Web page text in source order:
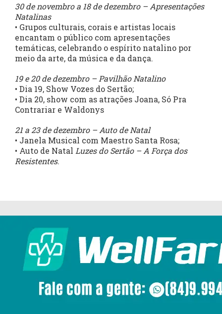
30 de novembro a 18 de dezembro – Apresentações
Natalinas
• Grupos culturais, corais e artistas locais
encantam o público com apresentações
temáticas, celebrando o espírito natalino por
meio da arte, da música e da dança.
19 e 20 de dezembro – Pavilhão Natalino
• Dia 19, Show Vozes do Sertão;
• Dia 20, show com as atrações Joana, Só Pra
Contrariar e Waldonys
21 a 23 de dezembro – Auto de Natal
• Janela Musical com Maestro Santa Rosa;
• Auto de Natal Luzes do Sertão – A Força dos
Resistentes.